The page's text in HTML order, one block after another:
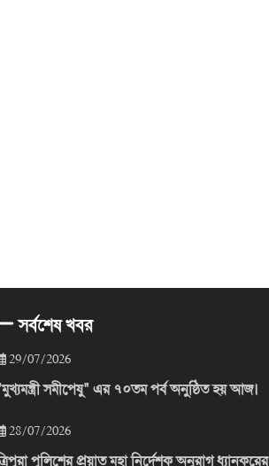
সর্বশেষ খবর
29/07/2026
সমীপেষু" এর ৭০তম পর্ব অনুষ্ঠিত হয় আজ।
28/07/2026